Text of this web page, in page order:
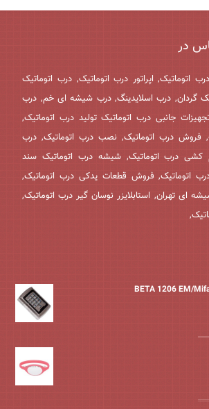
در
اتوماتیک, اپراتور درب اتوماتیک, درب اتوماتیک
گردان, درب اسلایدینگ, درب شیشه ای خم, درب
جانبی درب اتوماتیک تولید درب اتوماتیک,
فروش درب اتوماتیک, نصب درب اتوماتیک, درب
کشی درب اتوماتیک, شیشه درب اتوماتیک سند
اتوماتیک, فروش قطعات یدکی درب اتوماتیک,
ای تهران, استابلایزر نوسان گیر درب اتوماتیک,